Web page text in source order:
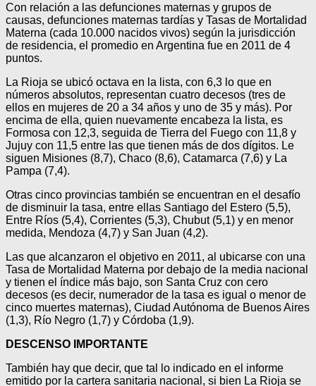
Con relación a las defunciones maternas y grupos de
causas, defunciones maternas tardías y Tasas de Mortalidad
Materna (cada 10.000 nacidos vivos) según la jurisdicción
de residencia, el promedio en Argentina fue en 2011 de 4
puntos.
La Rioja se ubicó octava en la lista, con 6,3 lo que en
números absolutos, representan cuatro decesos (tres de
ellos en mujeres de 20 a 34 años y uno de 35 y más). Por
encima de ella, quien nuevamente encabeza la lista, es
Formosa con 12,3, seguida de Tierra del Fuego con 11,8 y
Jujuy con 11,5 entre las que tienen más de dos dígitos. Le
siguen Misiones (8,7), Chaco (8,6), Catamarca (7,6) y La
Pampa (7,4).
Otras cinco provincias también se encuentran en el desafío
de disminuir la tasa, entre ellas Santiago del Estero (5,5),
Entre Ríos (5,4), Corrientes (5,3), Chubut (5,1) y en menor
medida, Mendoza (4,7) y San Juan (4,2).
Las que alcanzaron el objetivo en 2011, al ubicarse con una
Tasa de Mortalidad Materna por debajo de la media nacional
y tienen el índice más bajo, son Santa Cruz con cero
decesos (es decir, numerador de la tasa es igual o menor de
cinco muertes maternas), Ciudad Autónoma de Buenos Aires
(1,3), Río Negro (1,7) y Córdoba (1,9).
DESCENSO IMPORTANTE
También hay que decir, que tal lo indicado en el informe
emitido por la cartera sanitaria nacional, si bien La Rioja se